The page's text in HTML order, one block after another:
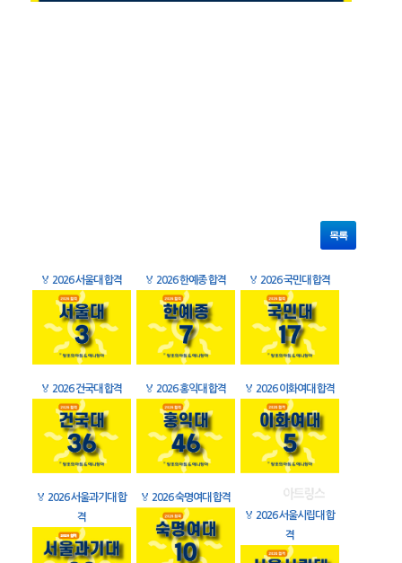
목록
🏅 2026 서울대 합격 🏅 2026 한예종 합격 🏅 2026 국민대 합격
🏅 2026 건국대 합격 🏅 2026 홍익대 합격 🏅 2026 이화여대 합격
🏅 2026 서울과기대 합
격
🏅 2026 숙명여대 합격
🏅 2026 서울시립대 합
격